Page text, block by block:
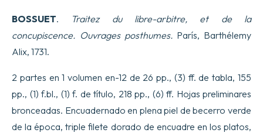
BOSSUET.
Traitez du libre-arbitre, et de la
concupiscence. Ouvrages posthumes. París, Barthélemy
Alix, 1731.
2 partes en 1 volumen en-12 de 26 pp., (3) ff. de tabla, 155
pp., (1) f.bl., (1) f. de título, 218 pp., (6) ff. Hojas preliminares
bronceadas. Encuadernado en plena piel de becerro verde
de la época, triple filete dorado de encuadre en los platos,